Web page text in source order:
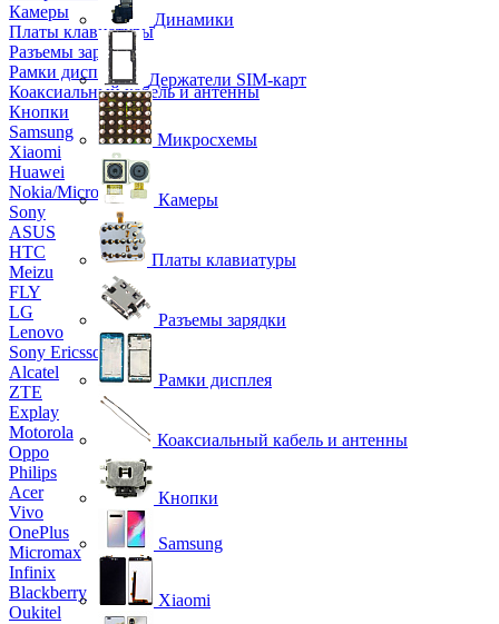
Камеры
Платы клавиатуры
Разъемы зарядки
Рамки дисплея
Коаксиальный кабель и антенны
Кнопки
Samsung
Xiaomi
Huawei
Nokia/Microsoft
Sony
ASUS
HTC
Meizu
FLY
LG
Lenovo
Sony Ericsson
Alcatel
ZTE
Explay
Motorola
Oppo
Philips
Acer
Vivo
OnePlus
Micromax
Infinix
Blackberry
Oukitel
Динамики
Держатели SIM-карт
Микросхемы
Камеры
Платы клавиатуры
Разъемы зарядки
Рамки дисплея
Коаксиальный кабель и антенны
Кнопки
Samsung
Xiaomi